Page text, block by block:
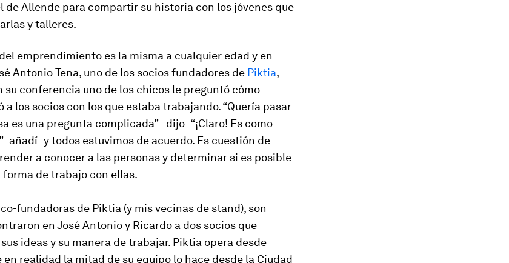
de Allende para compartir su historia con los jóvenes que
y talleres.
emprendimiento es la misma a cualquier edad y en
Antonio Tena, uno de los socios fundadores de Piktia,
su conferencia uno de los chicos le preguntó cómo
a los socios con los que estaba trabajando. “Quería pasar
es una pregunta complicada” - dijo- “¡Claro! Es como
añadí- y todos estuvimos de acuerdo. Es cuestión de
a conocer a las personas y determinar si es posible
forma de trabajo con ellas.
fundadoras de Piktia (y mis vecinas de stand), son
en José Antonio y Ricardo a dos socios que
ideas y su manera de trabajar. Piktia opera desde
en realidad la mitad de su equipo lo hace desde la Ciudad